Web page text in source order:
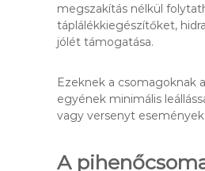
megszakítás nélkül
táplálékkiegészítőket,
jólét támogatása.
Ezeknek a csomagoknak
egyének minimális
vagy versenyt
A